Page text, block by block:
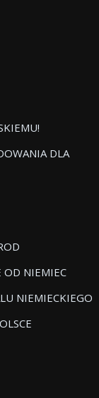
DLA
OD NIEMIEC
NIEMIECKIEGO